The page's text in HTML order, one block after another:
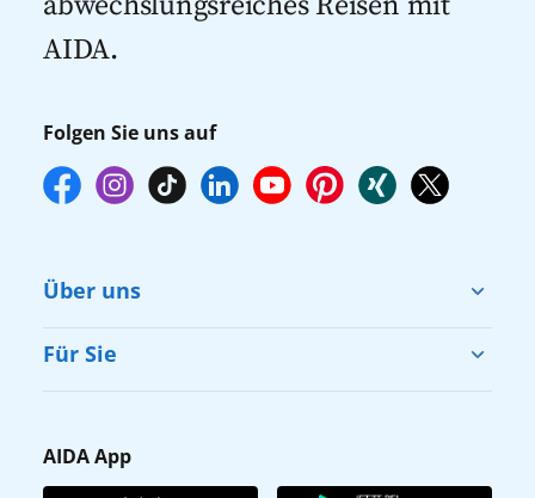
AIDA.
Folgen Sie uns auf
Über uns
Cruise & Help
Karriere
Für Sie
Gästefragebogen
AIDA App